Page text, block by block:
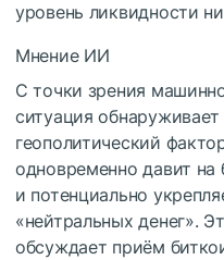
уровень ликвидности
Мнение ИИ
С точки зрения
ситуация
геополитический
одновременно давит на
и потенциально
«нейтральных денег».
обсуждает приём